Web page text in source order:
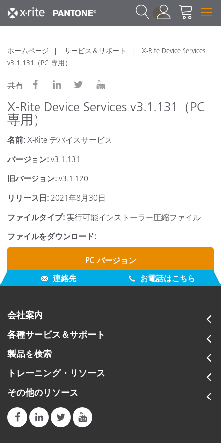
1
ホームページ サービス＆サポート
X-Rite Device Services
v3.1.131（PC 専用）
共有
X-Rite Device Services v3.1.131（PC
専用）
名前: X-Rite デバイスサービス
バージョン: v3.1.131
旧バージョン: v3.1.120
リリース日: 2021年8月30日
ファイルタイプ: 実行可能インストーラー圧縮ファイル
ファイルをダウンロード:
PC バージョン
連絡先
お電話はこちら
会社案内
各種サービス＆サポート
製品を検索
トレーニング・リソース
その他のリソース